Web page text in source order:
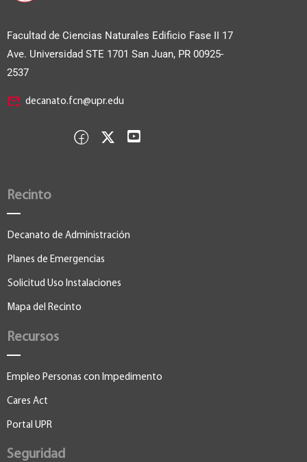
Facultad de Ciencias Naturales Edificio Fase II 17
Ave. Universidad STE 1701 San Juan, PR 00925-
2537
decanato.fcn@upr.edu
Recinto
Decanato de Administración
Planes de Emergencias
Solicitud Uso Instalaciones
Mapa del Recinto
Recursos
Empleo Personas con Impedimento
Cares Act
Portal UPR
Seguridad